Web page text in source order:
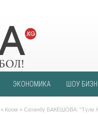
ЭКОНОМИКА ШОУ
» Коом » Сатинбү БАКЕШОВА: “Түлө